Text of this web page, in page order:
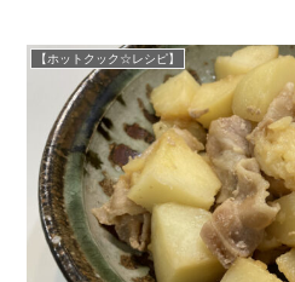
【ホットクック☆レシピ】